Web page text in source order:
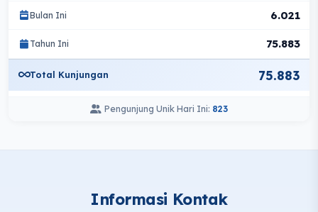
Bulan Ini 6.021
Tahun Ini 75.883
Total Kunjungan 75.883
Pengunjung Unik Hari Ini: 823
Informasi Kontak